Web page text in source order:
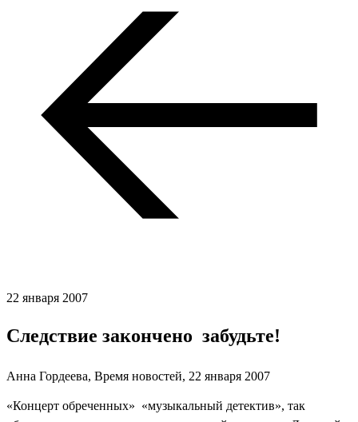
22 января 2007
Следствие закончено  забудьте!
Анна Гордеева, Время новостей, 22 января 2007
«Концерт обреченных»  «музыкальный детектив», так